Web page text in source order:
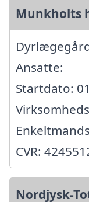
Munkholts
Ansatte:
Startdato:
CVR:
Nordjysk-